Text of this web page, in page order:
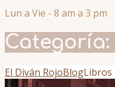
Lun a Vie - 8 am a 3 pm
Categoría:
El Diván RojoBlogLibros